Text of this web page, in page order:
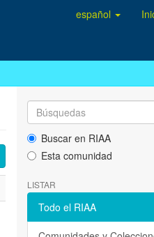
español
Buscar en RIAA
Esta comunidad
LISTAR
Todo el RIAA